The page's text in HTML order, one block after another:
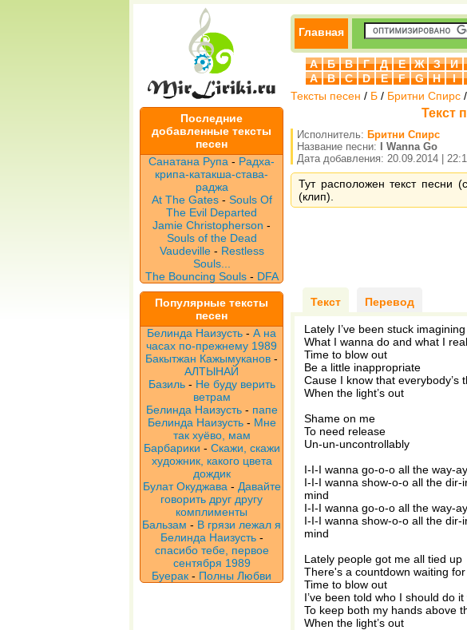
Последние
добавленные тексты
песен
Санатана Рупа - Радха-
крипа-катакша-става-
раджа
At The Gates- Souls Of
The Evil Departed
Jamie Christopherson -
Souls of the Dead
Vaudeville - Restless
Souls...
The Bouncing Souls- DFA
Популярные тексты
песен
Белинда Наизусть - А на
часах по-прежнему 1989
Бакытжан Кажымуканов -
АЛТЫНАЙ
Базиль- Не буду верить
ветрам
Белинда Наизусть- папе
Белинда Наизусть- Мне
так хуёво, мам
Барбарики - Скажи, скажи
художник, какого цвета
дождик
Булат Окуджава - Давайте
говорить друг другу
комплименты
Бальзам - В грязи лежал я
Белинда Наизусть-
спасибо тебе, первое
сентября 1989
Буерак - Полны Любви
Главная
А Б В Г Д Е Ж З И
A
B C D E F G H I
Тексты песен / Б / Бритни Спирс /
Текст
Исполнитель: Бритни Спирс
Название песни:
I Wanna Go
Дата добавления: 20.09.2014 |
Тут расположен текст песни
(клип).
Текст Перевод
Lately I’ve been stuck imagining
What I wanna do and what I
Time to blow out
Be a little inappropriate
Cause I know that everybody’s
When the light’s out
Shame on me
To need release
Un-un-uncontrollably
I-I-I wanna go-o-o all the way-
I-I-I wanna show-o-o all the
mind
I-I-I wanna go-o-o all the way-
I-I-I wanna show-o-o all the
mind
Lately people got me all tied up
There's a countdown waiting
Time to blow out
I’ve been told who I should do it
To keep both my hands above
When the light’s out